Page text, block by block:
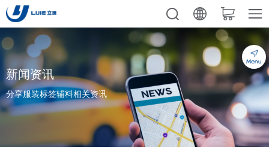
新闻资讯
分享服装标签辅料相关资讯
Menu